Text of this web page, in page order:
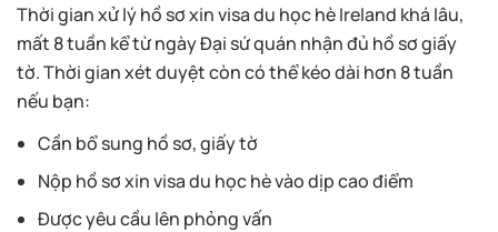
Thời gian xử lý hồ sơ xin visa du học hè Ireland khá lâu,
mất 8 tuần kể từ ngày Đại sứ quán nhận đủ hồ sơ giấy
tờ. Thời gian xét duyệt còn có thể kéo dài hơn 8 tuần
nếu bạn:
Cần bổ sung hồ sơ, giấy tờ
Nộp hồ sơ xin visa du học hè vào dịp cao điểm
Được yêu cầu lên phỏng vấn